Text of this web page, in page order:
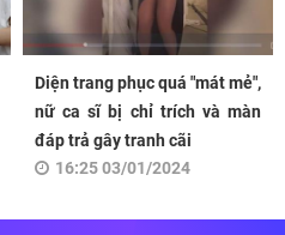
Diện trang phục quá "mát mẻ",
nữ ca sĩ bị chỉ trích và màn
đáp trả gây tranh cãi
16:25 03/01/2024